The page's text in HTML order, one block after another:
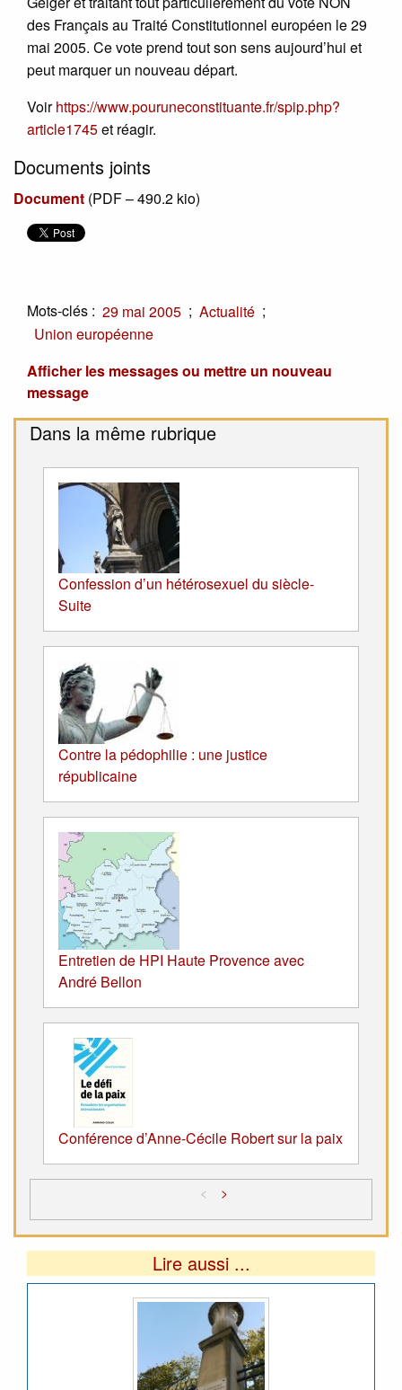
des Français au Traité Constitutionnel européen le 29
mai 2005. Ce vote prend tout son sens aujourd’hui et
peut marquer un nouveau départ.
Voirhttps://www.pouruneconstituante.fr/spip.php?
article1745et réagir.
Documents joints
Document (PDF – 490.2 kio)
Mots-clés : 29 mai 2005 ; Actualité ;
Union européenne
Afficher les messages ou mettre un nouveau
message
Dans la même rubrique
Confession d’un hétérosexuel du siècle-
Suite
Contre la pédophilie : une justice
républicaine
Entretien de HPI Haute Provence avec
André Bellon
Conférence d’Anne-Cécile Robert sur la paix
< >
Lire aussi ...